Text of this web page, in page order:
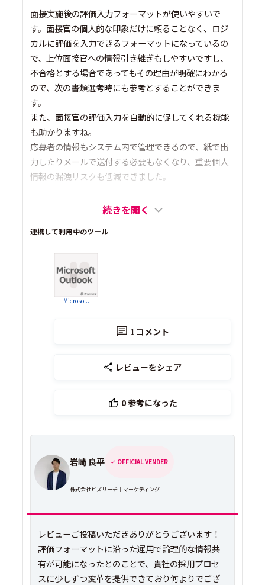
面接実施後の評価入力フォーマットが使いやすいで
す。面接官の個人的な印象だけに頼ることなく、ロジ
カルに評価を入力できるフォーマットになっているの
で、上位面接官への情報引き継ぎもしやすいですし、
不合格とする場合であってもその理由が明確にわかる
ので、次の書類選考時にも参考とすることができま
す。
また、面接官の評価入力を自動的に促してくれる機能
も助かりますね。
応募者の情報もシステム内で管理できるので、紙で出
力したりメールで送付する必要もなくなり、重要個人
情報の漏洩リスクも低減できました。
続きを開く
連携して利用中のツール
Microso...
1 コメント
レビューをシェア
0参考になった
岩崎 良平 OFFICIAL VENDER
株式会社ビズリーチ｜マーケティング
レビューご投稿いただきありがとうございます！
評価フォーマットに沿った運用で論理的な情報共
有が可能になったとのことで、貴社の採用プロセ
スに少しずつ変革を提供できており何よりでござ